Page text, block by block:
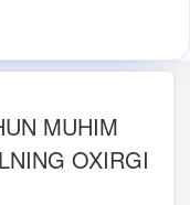
MUHIM
OXIRGI